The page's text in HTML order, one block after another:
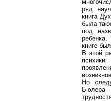
ряд
книга
была
под
книге
В этой
Но
Бюлера